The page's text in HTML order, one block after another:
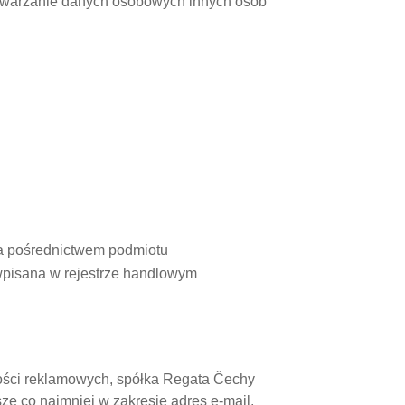
pośrednictwem podmiotu
w rejestrze handlowym
reklamowych, spółka Regata Čechy
co najmniej w zakresie adres e-mail,